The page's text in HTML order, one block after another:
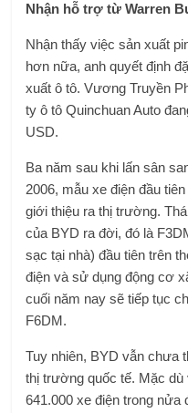
Nhận hỗ trợ từ Warren
Nhận thấy việc sản xuất
hơn nữa, anh quyết định
xuất ô tô. Vương Truyền
ty ô tô Quinchuan Auto
USD.
Ba năm sau khi lấn sân
2006, mẫu xe điện đầu
giới thiệu ra thị trường.
của BYD ra đời, đó là
sạc tại nhà) đầu tiên trên
điện và sử dụng động cơ
cuối năm nay sẽ tiếp tục
F6DM.
Tuy nhiên, BYD vẫn chưa
thị trường quốc tế. Mặc
641.000 xe điện trong nửa